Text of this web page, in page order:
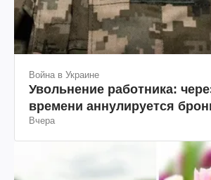
Война в Украине
Увольнение работника:
времени аннулируется
Вчера